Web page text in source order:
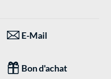
E-Mail
Bon d'achat